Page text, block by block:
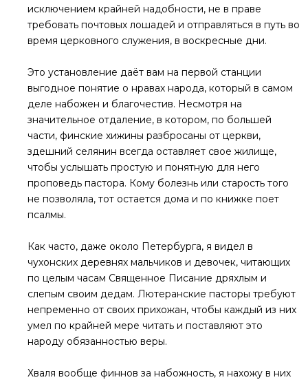
исключением крайней надобности, не в праве
требовать почтовых лошадей и отправляться в путь во
время церковного служения, в воскресные дни.
Это установление даёт вам на первой станции
выгодное понятие о нравах народа, который в самом
деле набожен и благочестив. Несмотря на
значительное отдаление, в котором, по большей
части, финские хижины разбросаны от церкви,
здешний селянин всегда оставляет свое жилище,
чтобы услышать простую и понятную для него
проповедь пастора. Кому болезнь или старость того
не позволяла, тот остается дома и по книжке поет
псалмы.
Как часто, даже около Петербурга, я видел в
чухонских деревнях мальчиков и девочек, читающих
по целым часам Священное Писание дряхлым и
слепым своим дедам. Лютеранские пасторы требуют
непременно от своих прихожан, чтобы каждый из них
умел по крайней мере читать и поставляют это
народу обязанностью веры.
Хваля вообще финнов за набожность, я нахожу в них